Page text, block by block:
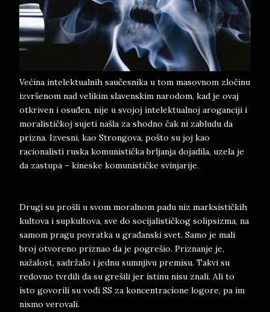
Većina intelektualnih saučesnika u tom masovnom zločinu
izvršenom nad velikim slavenskim narodom, kad je ovaj
otkriven i osuđen, nije u svojoj intelektualnoj aroganciji i
moralističkoj sujeti našla za shodno čak ni zabludu da
prizna. Izvesni, kao Strongova, pošto su joj kao
racionalisti ruska komunistička brljanja dojadila, uzela je
da zastupa – kineske komunističke svinjarije.
Drugi su prošli u svom moralnom padu niz marksističkih
kultova i supkultova, sve do socijalističkog solipsizma, na
samom pragu povratka u građanski svet. Samo je mali
broj otvoreno priznao da je pogrešio. Priznanje je,
nažalost, sadržalo i jednu sumnjivu premisu. Takvi su
redovno tvrdili da su grešili jer istinu nisu znali. Ali to
isto govorili su vođi SS za koncentracione logore, pa im
nismo verovali.